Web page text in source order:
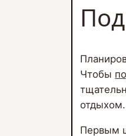
Чтобы
отдыхом.
Первым